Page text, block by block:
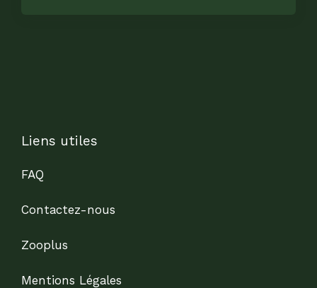
Liens utiles
FAQ
Contactez-nous
Zooplus
Mentions Légales